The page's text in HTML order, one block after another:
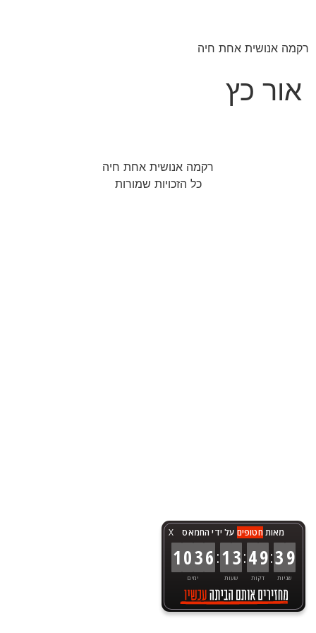
X מאותחטופים על ידי החמאס
1036
ימים
:13
שעות
:49
דקות
:39
שניות
רקמה אנושית אחת חיה
אור כץ
רקמה אנושית אחת חיה
כל הזכויות שמורות